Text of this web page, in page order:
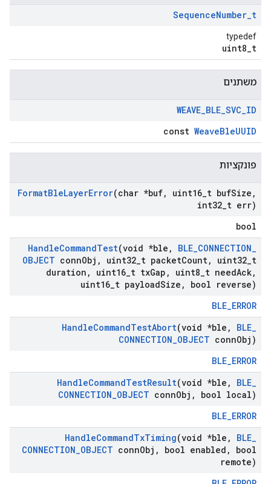
SequenceNumber_t
typedef
uint8_t
משתנים
WEAVE_BLE_SVC_ID
const WeaveBleUUID
פונקציות
FormatBleLayerError(char *buf, uint16 t bufSize ,
int32 t err)
bool
HandleCommandTest(void *ble , BLE_CONNECTION_
OBJECT connObj , uint32 t packetCount, uint32 t
duration , uint16 t txGap , uint8 t needAck,
uint16 t payloadSize ,
bool reverse)
BLE_ERROR
HandleCommandTestAbort(void *ble , BLE_
CONNECTION_OBJECT connObj)
BLE_ERROR
HandleCommandTestResult(void *ble , BLE_
CONNECTION_OBJECT connObj ,
bool local)
BLE_ERROR
HandleCommandTxTiming(void *ble , BLE_
CONNECTION_OBJECT connObj , bool enabled ,
bool
remote)